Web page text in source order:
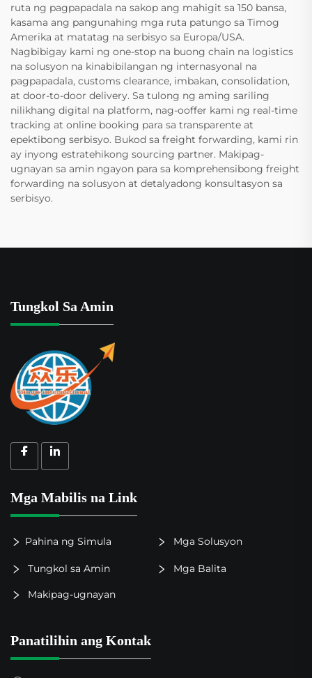
ruta ng pagpapadala na sakop ang mahigit sa 150 bansa,
kasama ang pangunahing mga ruta patungo sa Timog
Amerika at matatag na serbisyo sa Europa/USA.
Nagbibigay kami ng one-stop na buong chain na logistics
na solusyon na kinabibilangan ng internasyonal na
pagpapadala, customs clearance, imbakan, consolidation,
at door-to-door delivery. Sa tulong ng aming sariling
nilikhang digital na platform, nag-ooffer kami ng real-time
tracking at online booking para sa transparente at
epektibong serbisyo. Bukod sa freight forwarding, kami rin
ay inyong estratehikong sourcing partner. Makipag-
ugnayan sa amin ngayon para sa komprehensibong freight
forwarding na solusyon at detalyadong konsultasyon sa
serbisyo.
Tungkol Sa Amin
Mga Mabilis na Link
Pahina ng Simula Mga Solusyon
Tungkol sa Amin Mga Balita
Makipag-ugnayan
Panatilihin ang Kontak